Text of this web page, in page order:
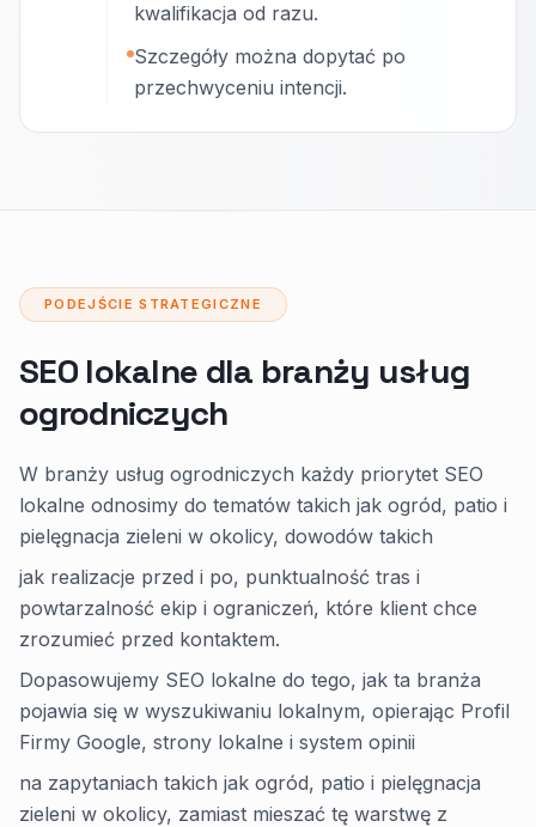
kwalifikacja od razu.
Szczegóły można dopytać po
przechwyceniu intencji.
PODEJŚCIE STRATEGICZNE
SEO lokalne dla branży usług
ogrodniczych
W branży usług ogrodniczych każdy priorytet SEO
lokalne odnosimy do tematów takich jak ogród, patio i
pielęgnacja zieleni w okolicy, dowodów takich
jak realizacje przed i po, punktualność tras i
powtarzalność ekip i ograniczeń, które klient chce
zrozumieć przed kontaktem.
Dopasowujemy SEO lokalne do tego, jak ta branża
pojawia się w wyszukiwaniu lokalnym, opierając Profil
Firmy Google, strony lokalne i system opinii
na zapytaniach takich jak ogród, patio i pielęgnacja
zieleni w okolicy, zamiast mieszać tę warstwę z